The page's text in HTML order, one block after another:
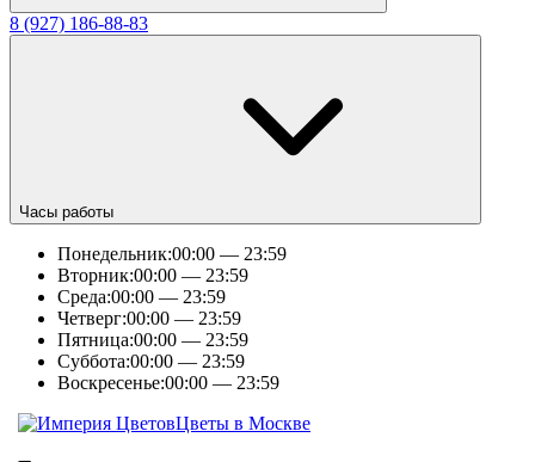
8 (927) 186-88-83
Часы работы
Понедельник:00:00 — 23:59
Вторник:00:00 — 23:59
Среда:00:00 — 23:59
Четверг:00:00 — 23:59
Пятница:00:00 — 23:59
Суббота:00:00 — 23:59
Воскресенье:00:00 — 23:59
Цветы в Москве